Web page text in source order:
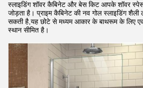
स्लाइडिंग शॉवर कैबिनेट और बेस किट आपके शॉवर
जोड़ता है। प्राइम कैबिनेट की नव गोल स्लाइडिंग शैली
सकती है,यह छोटे से मध्यम आकार के बाथरूम के लिए
स्थान सीमित है।